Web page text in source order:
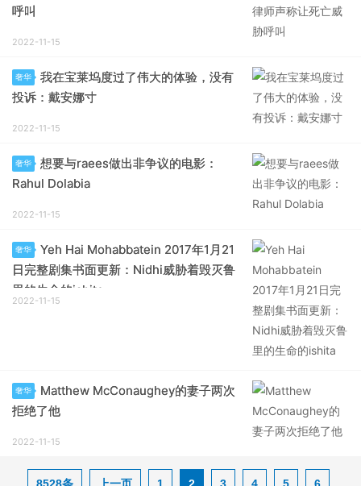
呼叫
2022-11-15
奢华
我在宝莱坞度过了伟大的体验，没有
投诉：戴安娜寸
2022-11-15
奢华
想要与raees做出非争议的电影：
Rahul Dolabia
2022-11-15
奢华
Yeh Hai Mohabbatein 2017年1月21
日完整剧集书面更新：Nidhi威胁着毁灭鲁
里的生命的ishita
2022-11-15
奢华
Matthew McConaughey的妻子两次
拒绝了他
2022-11-15